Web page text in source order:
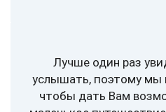
Лучше один раз
услышать, поэтому мы
чтобы дать Вам